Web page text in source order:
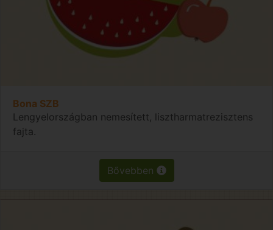
Bona SZB
Lengyelországban nemesített, lisztharmatrezisztens
fajta.
Bővebben